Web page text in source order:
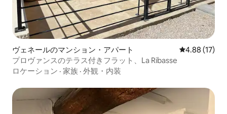
ヴェネールのマンション・アパート レビュー17
4.88 (17)
プロヴァンスのテラス付きフラット、La Ribasse
ロケーション · 家族 · 外観・内装